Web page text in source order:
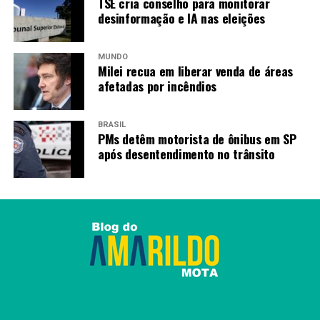
representam avanço tecnológico relevante, fortalecem
a capacidade produtiva e inovadora dos dois países e
abrem caminho para novas etapas de cooperação”,
informou o Ministério da Saúde.
Fonte:Agência Brasil
TAGS
PRÓXIMO
dengue ao SUS
Municípios fluminenses começam a receber vacina
contra a dengue
desinformação e IA nas eleições
MUNDO
Milei recua em liberar venda de áreas
afetadas por incêndios
BRASIL
PMs detêm motorista de ônibus em SP
após desentendimento no trânsito